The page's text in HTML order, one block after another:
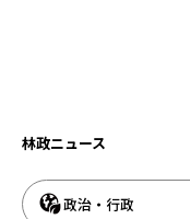
林政ニュース
政治・行政